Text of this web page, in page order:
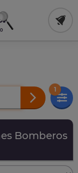
1
Bomberos